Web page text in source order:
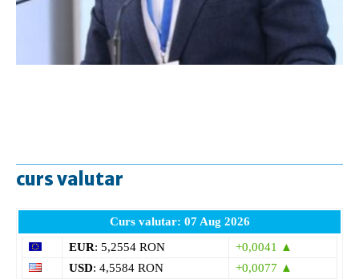
curs valutar
Curs valutar: 07 Aug 2026
EUR: 5,2554 RON
+0,0041 ▲
USD: 4,5584 RON
+0,0077 ▲